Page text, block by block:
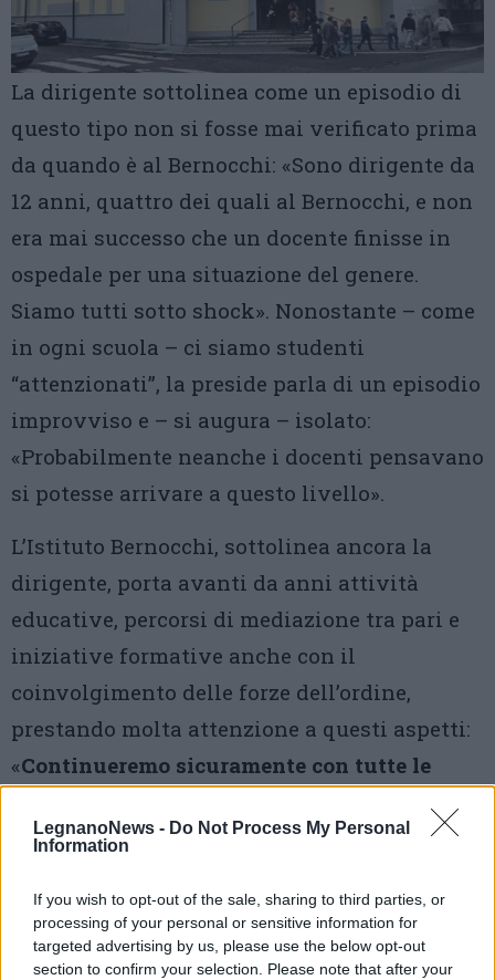
LegnanoNews - Do Not Process My Personal
Information
If you wish to opt-out of the sale, sharing to third parties, or
processing of your personal or sensitive information for
targeted advertising by us, please use the below opt-out
section to confirm your selection. Please note that after your
La dirigente sottolinea come un episodio di
questo tipo non si fosse mai verificato prima
da quando è al Bernocchi: «Sono dirigente da
12 anni, quattro dei quali al Bernocchi, e non
era mai successo che un docente finisse in
ospedale per una situazione del genere.
Siamo tutti sotto shock». Nonostante – come
in ogni scuola – ci siamo studenti
“attenzionati”, la preside parla di un episodio
improvviso e – si augura – isolato:
«Probabilmente neanche i docenti pensavano
si potesse arrivare a questo livello».
L’Istituto Bernocchi, sottolinea ancora la
dirigente, porta avanti da anni attività
educative, percorsi di mediazione tra pari e
iniziative formative anche con il
coinvolgimento delle forze dell’ordine,
prestando molta attenzione a questi aspetti:
«Continueremo sicuramente con tutte le
che
abbiamo sempre fatto. Mi auguro davvero